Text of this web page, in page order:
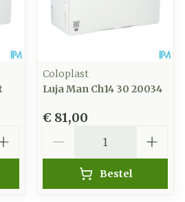
Coloplast
Luja Man Ch14 30 20034
€ 81,00
Bestel